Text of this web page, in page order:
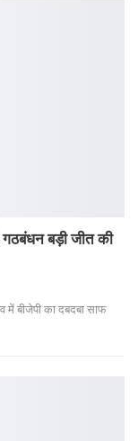
बड़ी जीत की
में बीजेपी का दबदबा साफ